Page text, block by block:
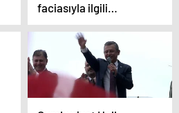
faciasıyla ilgili
soruşturmada
gözaltına alınan
şirketin Türkiye
müdürü yurt dışı yasağı
ile serbest bırakıldı